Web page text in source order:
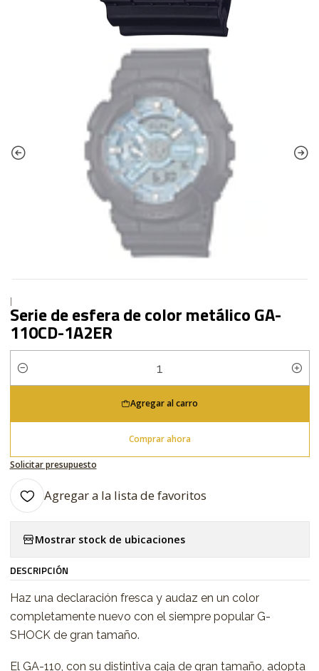
|
Serie de esfera de color metálico GA-
110CD-1A2ER
Cantidad
Agregar al carro
Comprar ahora
Solicitar presupuesto
Agregar a la lista de favoritos
Mostrar stock de ubicaciones
DESCRIPCIÓN
Haz una declaración fresca y audaz en un color
completamente nuevo con el siempre popular G-
SHOCK de gran tamaño.
El GA-110, con su distintiva caja de gran tamaño, adopta